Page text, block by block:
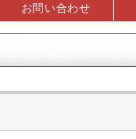
お問い合わせ